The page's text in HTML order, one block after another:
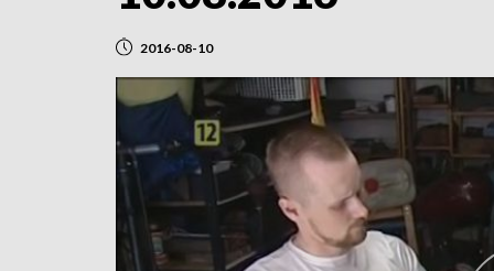
2016-08-10